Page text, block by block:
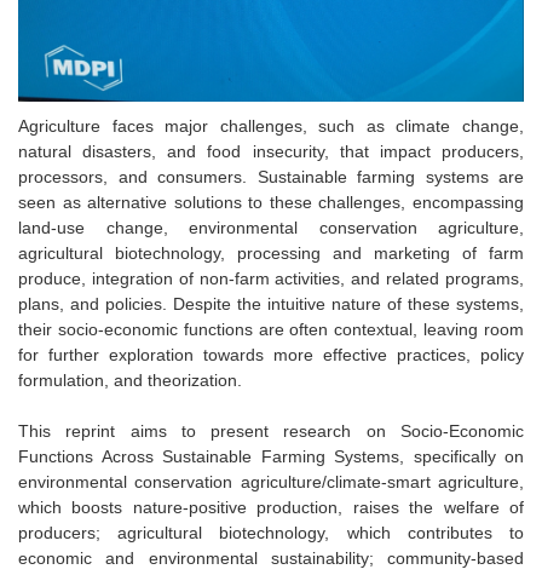
Agriculture faces major challenges, such as climate change,
natural disasters, and food insecurity, that impact producers,
processors, and consumers. Sustainable farming systems are
seen as alternative solutions to these challenges, encompassing
land-use change, environmental conservation agriculture,
agricultural biotechnology, processing and marketing of farm
produce, integration of non-farm activities, and related programs,
plans, and policies. Despite the intuitive nature of these systems,
their socio-economic functions are often contextual, leaving room
for further exploration towards more effective practices, policy
formulation, and theorization.
This reprint aims to present research on Socio-Economic
Functions Across Sustainable Farming Systems, specifically on
environmental conservation agriculture/climate-smart agriculture,
which boosts nature-positive production, raises the welfare of
producers; agricultural biotechnology, which contributes to
economic and environmental sustainability; community-based